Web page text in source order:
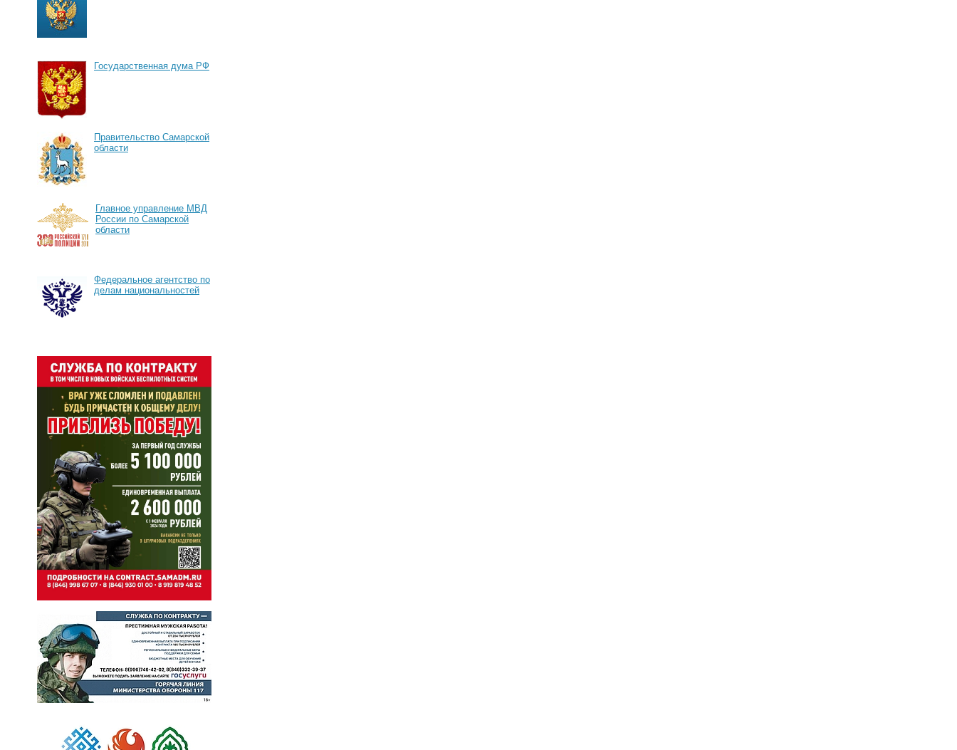
Государственная дума РФ
Правительство Самарской
области
Главное управление МВД
России по Самарской
области
Федеральное агентство по
делам национальностей